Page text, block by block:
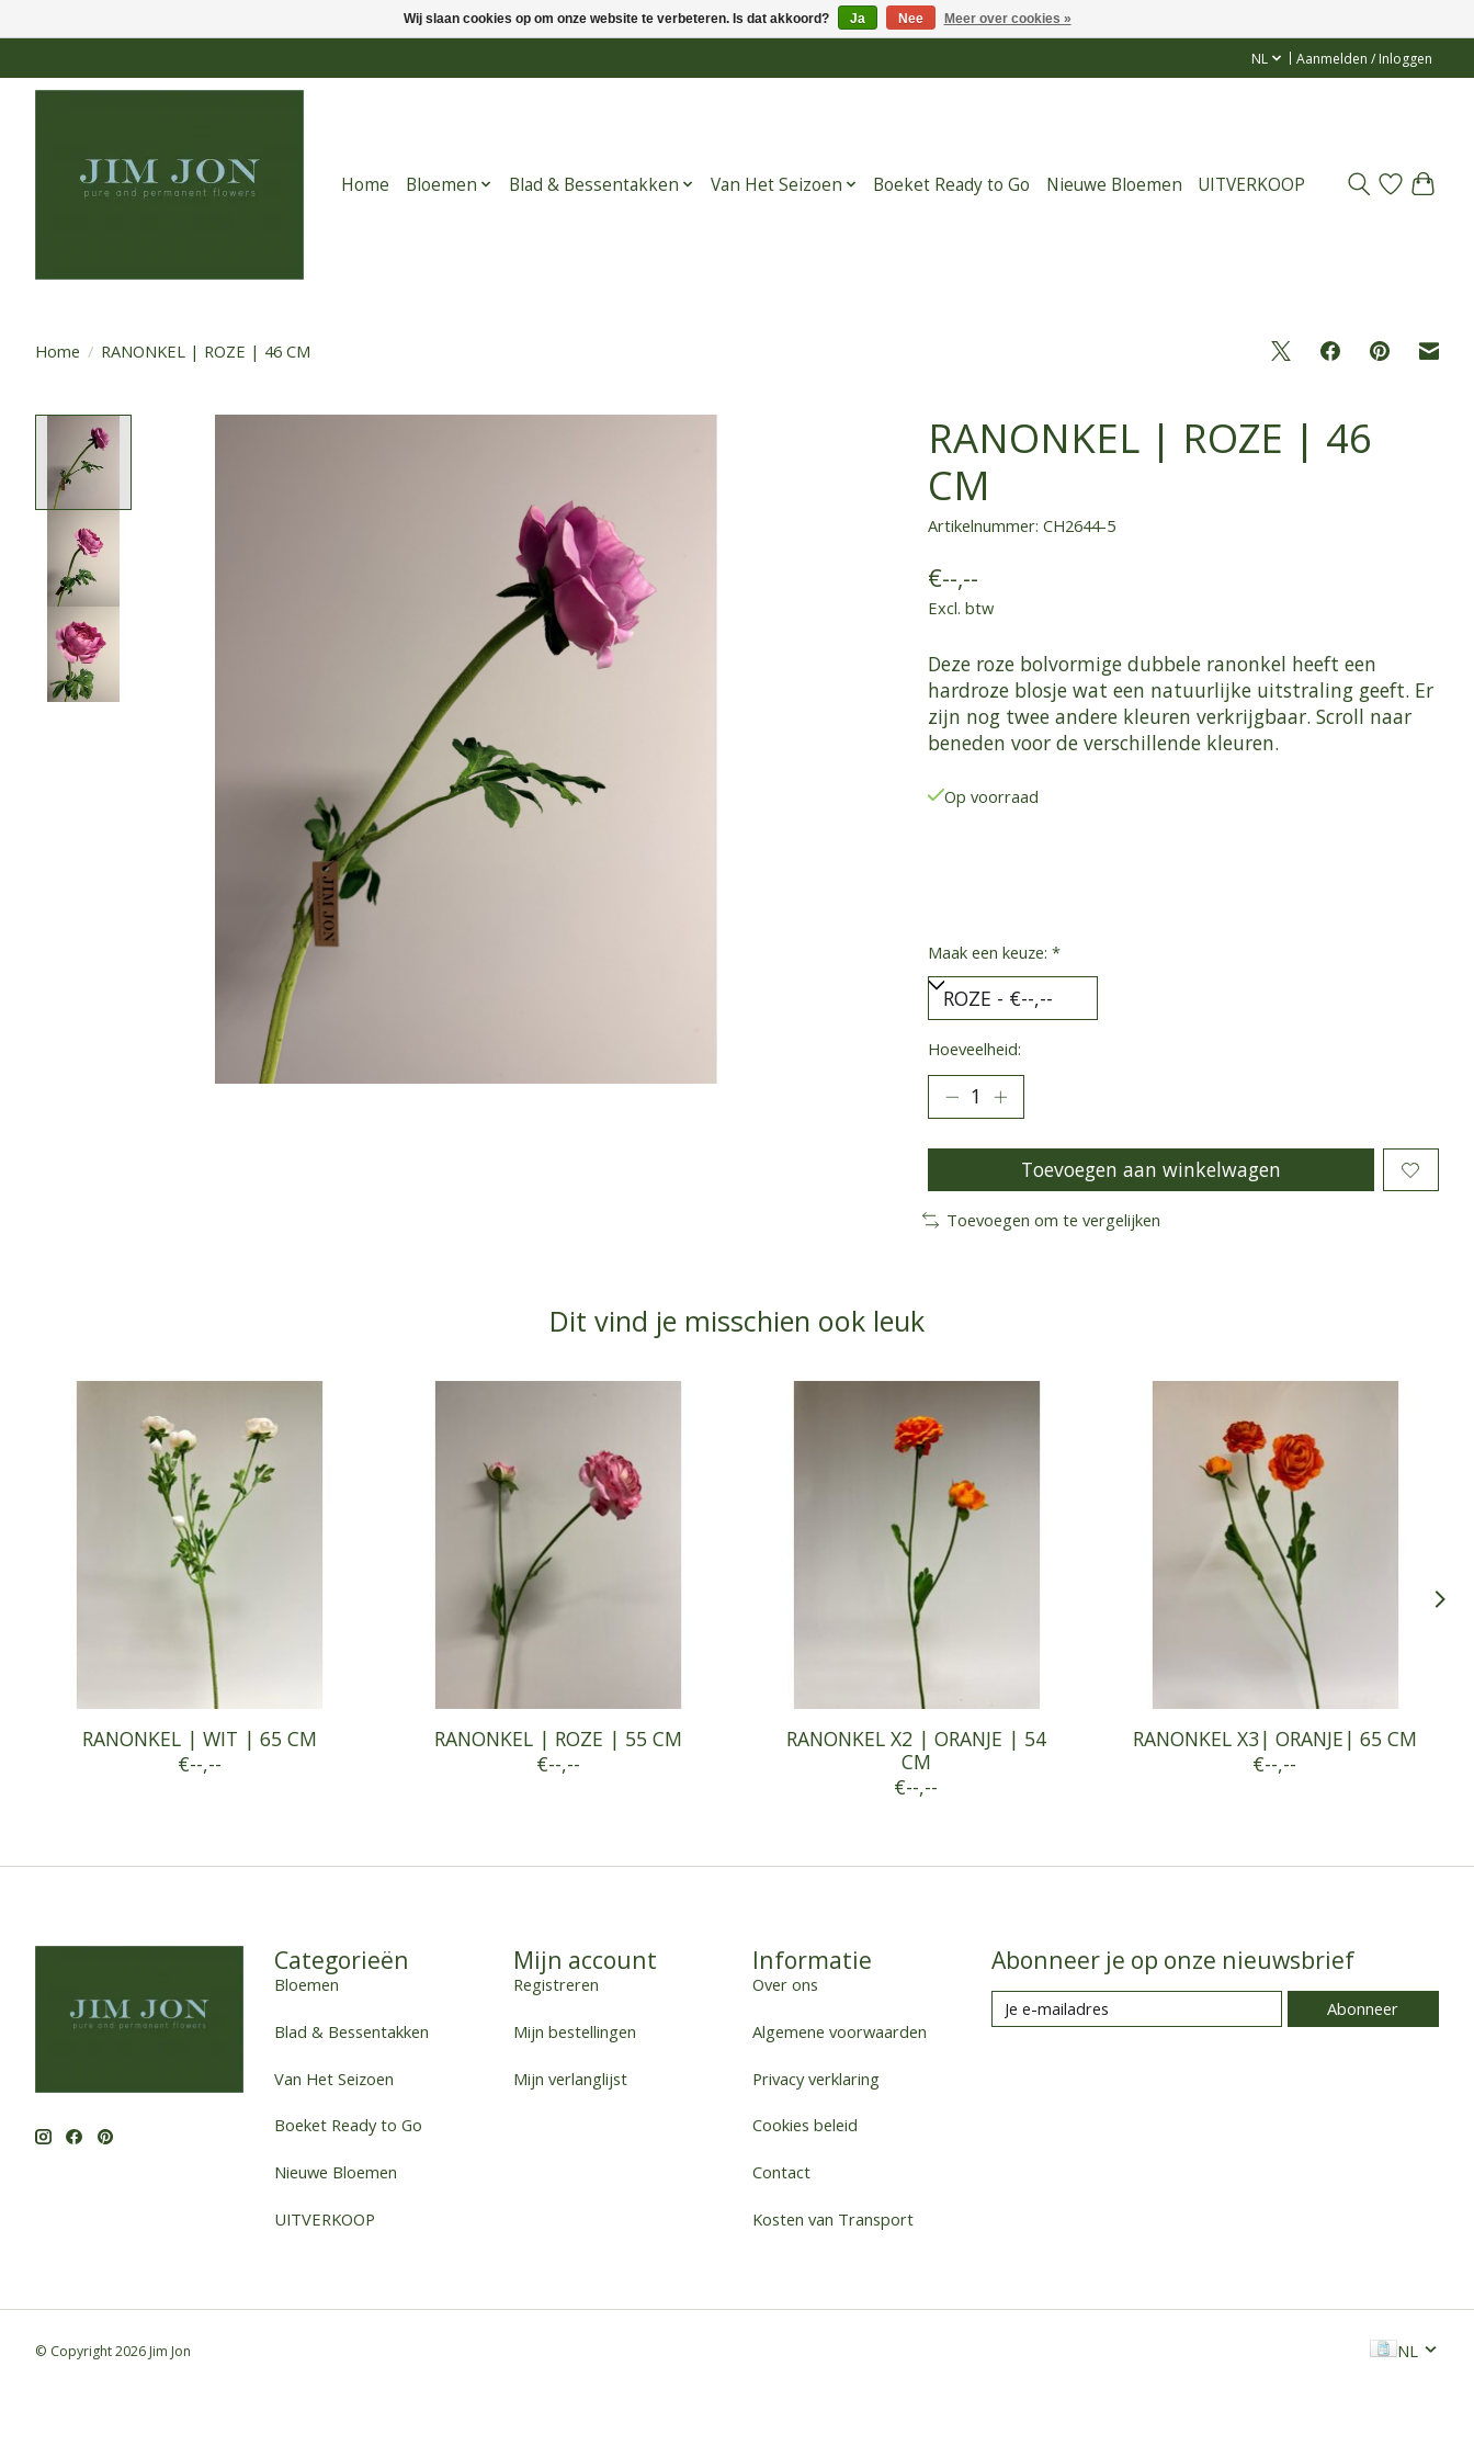
NL Aanmelden / Inloggen
Home Bloemen Blad & Bessentakken Van Het Seizoen Boeket Ready to Go Nieuwe Bloemen UITVERKOOP
Home / RANONKEL | ROZE | 46 CM
RANONKEL | ROZE | 46
CM
Artikelnummer: CH2644-5
€--,--
Excl. btw
Deze roze bolvormige dubbele ranonkel heeft een
hardroze blosje wat een natuurlijke uitstraling geeft. Er
zijn nog twee andere kleuren verkrijgbaar. Scroll naar
beneden voor de verschillende kleuren.
Op voorraad
Maak een keuze: *
Hoeveelheid:
Toevoegen aan winkelwagen
Toevoegen om te vergelijken
Dit vind je misschien ook leuk
RANONKEL | WIT | 65 CM
€--,--
RANONKEL | ROZE | 55 CM
€--,--
RANONKEL X2 | ORANJE | 54
CM
€--,--
RANONKEL X3| ORANJE| 65 CM
€--,--
Categorieën
Bloemen
Blad & Bessentakken
Van Het Seizoen
Boeket Ready to Go
Nieuwe Bloemen
UITVERKOOP
Mijn account
Registreren
Mijn bestellingen
Mijn verlanglijst
Informatie
Over ons
Algemene voorwaarden
Privacy verklaring
Cookies beleid
Contact
Kosten van Transport
Abonneer je op onze nieuwsbrief
Abonneer
© Copyright 2026 Jim Jon NL
Wij slaan cookies op om onze website te verbeteren. Is dat akkoord? Ja Nee Meer over cookies »